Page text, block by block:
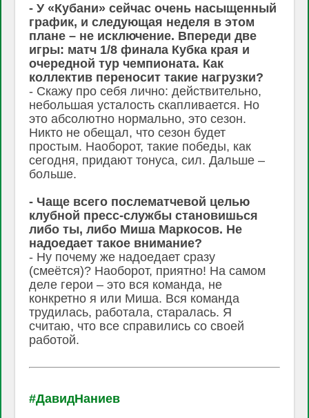
- У «Кубани» сейчас очень насыщенный
график, и следующая неделя в этом
плане – не исключение. Впереди две
игры: матч 1/8 финала Кубка края и
очередной тур чемпионата. Как
коллектив переносит такие нагрузки?
- Скажу про себя лично: действительно,
небольшая усталость скапливается. Но
это абсолютно нормально, это сезон.
Никто не обещал, что сезон будет
простым. Наоборот, такие победы, как
сегодня, придают тонуса, сил. Дальше –
больше.
- Чаще всего послематчевой целью
клубной пресс-службы становишься
либо ты, либо Миша Маркосов. Не
надоедает такое внимание?
- Ну почему же надоедает сразу
(смеётся)? Наоборот, приятно! На самом
деле герои – это вся команда, не
конкретно я или Миша. Вся команда
трудилась, работала, старалась. Я
считаю, что все справились со своей
работой.
#ДавидНаниев